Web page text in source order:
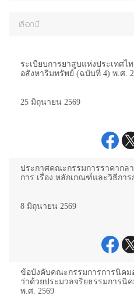
เลือกปี
ระเบียบการยาสูบแห่งประเทศไ
อสังหาริมทรัพย์ (ฉบับที่ 4) พ.ศ.
25 มิถุนายน 2569
ประกาศคณะกรรมการราคากล
การ เรื่อง หลักเกณฑ์และวิธีกา
8 มิถุนายน 2569
ข้อบังคับคณะกรรมการการนิคม
ว่าด้วยประมวลจริยธรรมการนิ
พ.ศ. 2569